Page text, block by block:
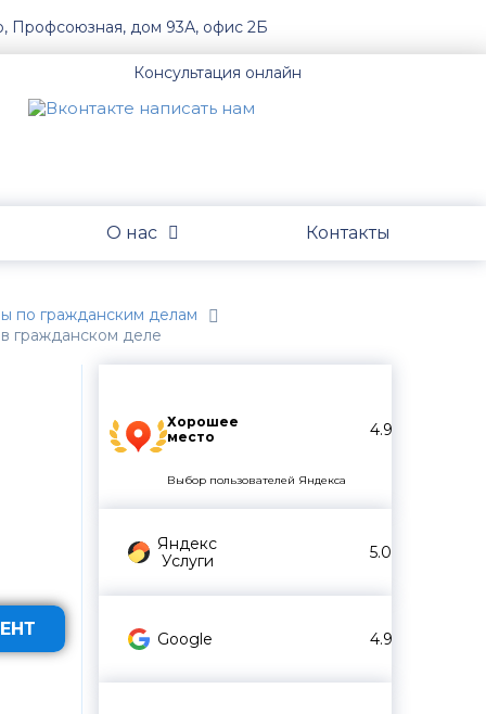
Профсоюзная, дом 93А, офис 2Б
Консультация онлайн
О нас Контакты
по гражданским делам
гражданском деле
Хорошее
место
4.9
Выбор пользователей Яндекса
Яндекс
Услуги
5.0
Google 4.9